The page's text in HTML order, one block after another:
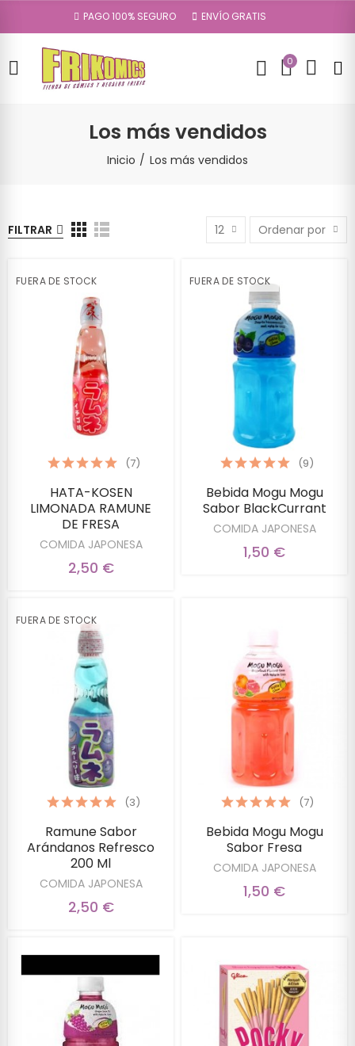
PAGO 100% SEGURO ENVÍO GRATIS
0
Los más vendidos
Inicio Los más vendidos
FILTRAR 12 Ordenar por
FUERA DE STOCK
HATA-KOSEN
LIMONADA RAMUNE
DE FRESA
COMIDA JAPONESA
(7)
2,50 €
FUERA DE STOCK
Bebida Mogu Mogu
Sabor BlackCurrant
COMIDA JAPONESA
(9)
1,50 €
FUERA DE STOCK
Ramune Sabor
Arándanos Refresco
200 Ml
COMIDA JAPONESA
(3)
2,50 €
Bebida Mogu Mogu
Sabor Fresa
COMIDA JAPONESA
(7)
1,50 €